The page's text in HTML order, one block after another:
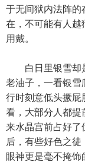
于无间狱内法阵的
在，不可能有人越
用戴。
白日里银雪却是
老油子，一看银雪
行时刻意低头撅屁
看，大部分人都提
来水晶宫前占好了
后，有些好色之徒
眼神更是毫不掩